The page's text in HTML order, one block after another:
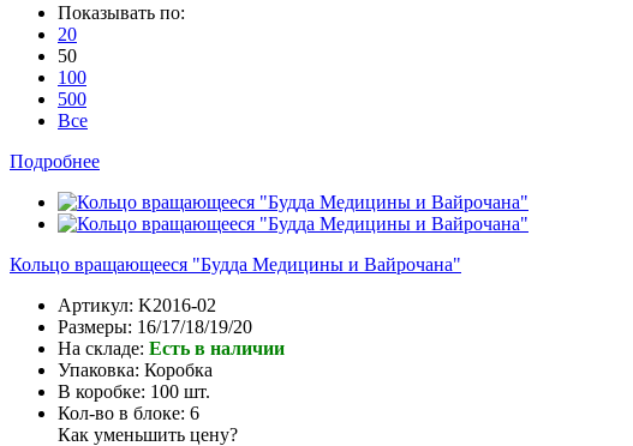
Показывать по:
20
50
100
500
Все
Подробнее
Кольцо вращающееся "Будда Медицины и Вайрочана"
Артикул: K2016-02
Размеры: 16/17/18/19/20
На складе: Есть в наличии
Упаковка: Коробка
В коробке: 100 шт.
Кол-во в блоке: 6
Как уменьшить цену?